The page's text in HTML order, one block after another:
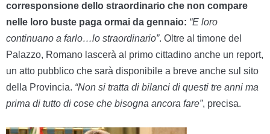
corresponsione dello straordinario che non compare
nelle loro buste paga ormai da gennaio: “E loro
continuano a farlo…lo straordinario”. Oltre al timone del
Palazzo, Romano lascerà al primo cittadino anche un report,
un atto pubblico che sarà disponibile a breve anche sul sito
della Provincia. “Non si tratta di bilanci di questi tre anni ma
prima di tutto di cose che bisogna ancora fare”, precisa.